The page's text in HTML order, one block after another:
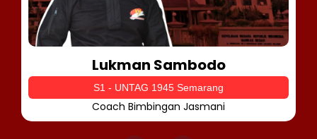
Lukman Sambodo
S1 - UNTAG 1945 Semarang
Coach Bimbingan Jasmani